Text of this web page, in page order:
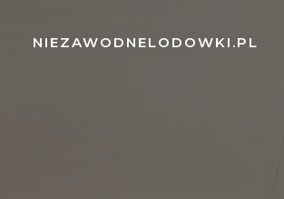
content
NIEZAWODNELODOWKI.PL